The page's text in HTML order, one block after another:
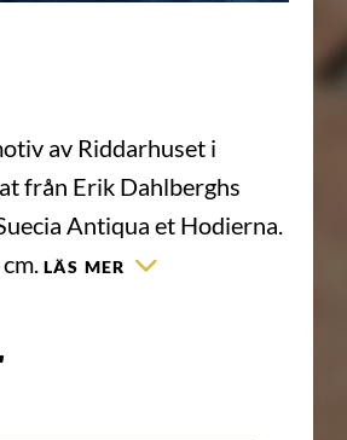
av Riddarhuset i
från Erik Dahlberghs
Antiqua et Hodierna.
LÄS MER